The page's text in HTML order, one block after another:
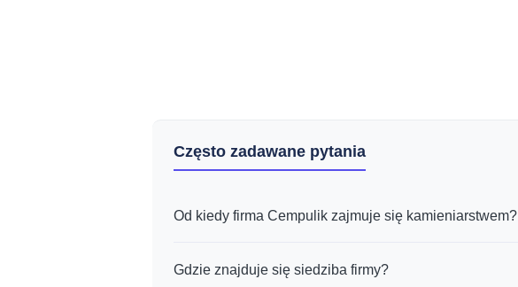
Często zadawane pytania
Od kiedy firma Cempulik zajmuje się kamieniarstwem?
Gdzie znajduje się siedziba firmy?